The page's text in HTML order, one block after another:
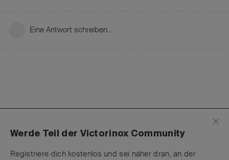
Eine Antwort schreiben…
Werde Teil der Victorinox Community
Registriere dich kostenlos und sei näher dran, an der